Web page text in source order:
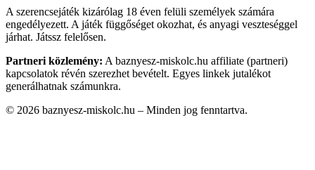
A szerencsejáték kizárólag 18 éven felüli személyek számára
engedélyezett. A játék függőséget okozhat, és anyagi veszteséggel
járhat. Játssz felelősen.
Partneri közlemény: A baznyesz-miskolc.hu affiliate (partneri)
kapcsolatok révén szerezhet bevételt. Egyes linkek jutalékot
generálhatnak számunkra.
© 2026 baznyesz-miskolc.hu – Minden jog fenntartva.